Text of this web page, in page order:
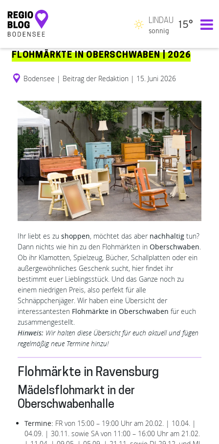
Hauptnavigation
LINDAU
sonnig
15°
FLOHMÄRKTE IN OBERSCHWABEN | 2026
Bodensee | Beitrag der Redaktion | 15. Juni 2026
Ihr liebt es zu shoppen, möchtet das aber nachhaltig tun?
Dann nichts wie hin zu den Flohmärkten in Oberschwaben.
Ob ihr Klamotten, Spielzeug, Bücher, Schallplatten oder ein
außergewöhnliches Geschenk sucht, hier findet ihr
bestimmt euer Lieblingsstück. Und das Ganze noch zu
einem niedrigen Preis, also perfekt für alle
Schnäppchenjäger. Wir haben eine Übersicht der
interessantesten Flohmärkte in Oberschwaben für euch
zusammengestellt.
Hinweis: Wir halten diese Übersicht für euch aktuell und fügen
regelmäßig neue Termine hinzu!
Flohmärkte in Ravensburg
Mädelsflohmarkt in der
Oberschwabenhalle
Termine: FR von 15:00 – 19:00 Uhr am 20.02. | 10.04. |
04.09. | 30.11. sowie SA von 11:00 – 16:00 Uhr am 21.02.